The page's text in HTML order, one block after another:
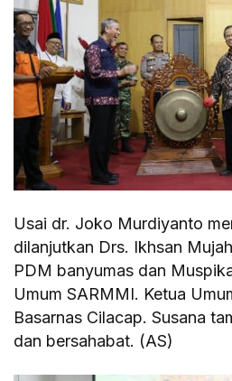
Usai dr. Joko Murdiyanto
dilanjutkan Drs. Ikhsan
PDM banyumas dan
Umum SARMMI. Ketua
Basarnas Cilacap. Susana
dan bersahabat. (AS)